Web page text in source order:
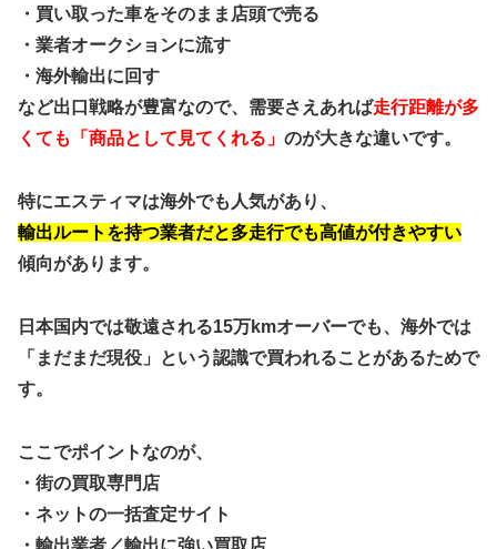
・買い取った車をそのまま店頭で売る
・業者オークションに流す
・海外輸出に回す
など出口戦略が豊富なので、需要さえあれば走行距離が多
くても「商品として見てくれる」 のが大きな違いです。
特にエスティマは海外でも人気があり、
輸出ルートを持つ業者だと多走行でも高値が付きやすい
傾向があります。
日本国内では敬遠される15万kmオーバーでも、海外では
「まだまだ現役」という認識で買われることがあるためで
す。
ここでポイントなのが、
・街の買取専門店
・ネットの一括査定サイト
・輸出業者／輸出に強い買取店